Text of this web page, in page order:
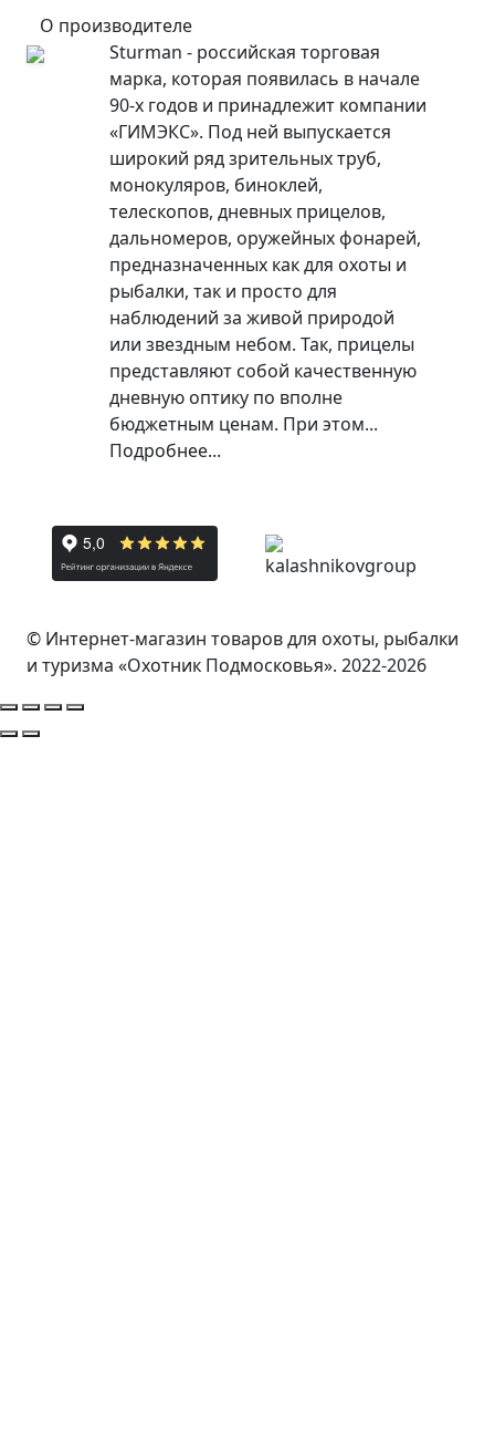
О производителе
Sturman - российская торговая
марка, которая появилась в начале
90-х годов и принадлежит компании
«ГИМЭКС». Под ней выпускается
широкий ряд зрительных труб,
монокуляров, биноклей,
телескопов, дневных прицелов,
дальномеров, оружейных фонарей,
предназначенных как для охоты и
рыбалки, так и просто для
наблюдений за живой природой
или звездным небом. Так, прицелы
представляют собой качественную
дневную оптику по вполне
бюджетным ценам. При этом...
Подробнее...
© Интернет-магазин товаров для охоты, рыбалки
и туризма «Охотник Подмосковья». 2022-2026